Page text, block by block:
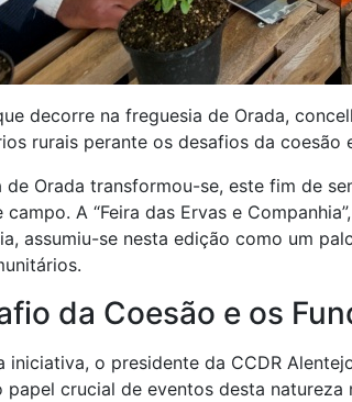
decorre na freguesia de Orada,
rurais perante os desafios da coesão
de Orada transformou-se, este fim de
A “Feira das Ervas e
assumiu-se nesta edição como um
da Coesão e os
iniciativa, o presidente da CCDR
papel crucial de eventos desta natureza